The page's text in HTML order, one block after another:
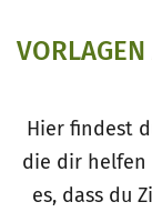
Hier findest
die dir helfen
es, dass du